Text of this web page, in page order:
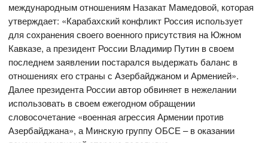
международным отношениям Назакат Мамедовой, которая
утверждает: «Карабахский конфликт Россия использует
для сохранения своего военного присутствия на Южном
Кавказе, а президент России Владимир Путин в своем
последнем заявлении постарался выдержать баланс в
отношениях его страны с Азербайджаном и Арменией».
Далее президента России автор обвиняет в нежелании
использовать в своем ежегодном обращении
словосочетание «военная агрессия Армении против
Азербайджана», а Минскую группу ОБСЕ – в оказании